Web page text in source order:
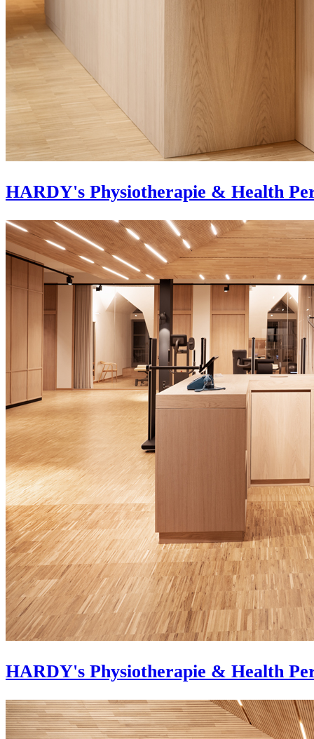
HARDY's Physiotherapie & Health
HARDY's Physiotherapie & Health